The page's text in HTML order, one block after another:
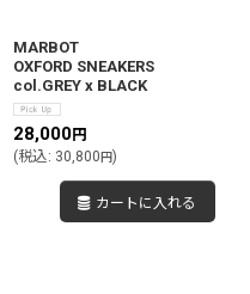
MARBOT
OXFORD SNEAKERS
col.GREY x BLACK
28,000円
(税込: 30,800円)
カートに入れる